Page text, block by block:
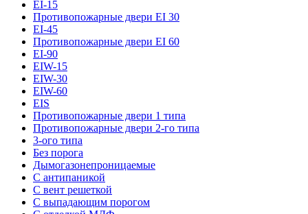
EI-15
Противопожарные двери EI 30
EI-45
Противопожарные двери EI 60
EI-90
EIW-15
EIW-30
EIW-60
EIS
Противопожарные двери 1 типа
Противопожарные двери 2-го типа
3-ого типа
Без порога
Дымогазонепроницаемые
С антипаникой
С вент решеткой
С выпадающим порогом